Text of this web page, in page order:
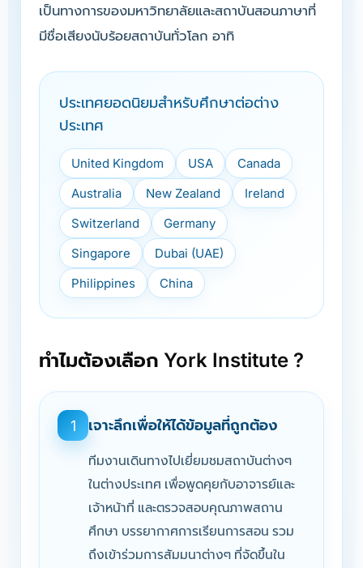
เป็นทางการของมหาวิทยาลัยและสถาบันสอนภาษาที่
มีชื่อเสียงนับร้อยสถาบันทั่วโลก อาทิ
ประเทศยอดนิยมสำหรับศึกษาต่อต่าง
ประเทศ
United Kingdom USA
Canada
Australia
New Zealand
Ireland
Switzerland
Germany
Singapore
Dubai (UAE)
Philippines
China
ทำไมต้องเลือก York Institute ?
1 เจาะลึกเพื่อให้ได้ข้อมูลที่ถูกต้อง
ทีมงานเดินทางไปเยี่ยมชมสถาบันต่างๆ
ในต่างประเทศ เพื่อพูดคุยกับอาจารย์และ
เจ้าหน้าที่ และตรวจสอบคุณภาพสถาน
ศึกษา บรรยากาศการเรียนการสอน รวม
ถึงเข้าร่วมการสัมมนาต่างๆ ที่จัดขึ้นใน